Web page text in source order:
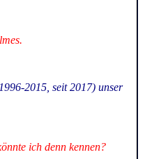
2015, seit 2017) unser
ich denn kennen?